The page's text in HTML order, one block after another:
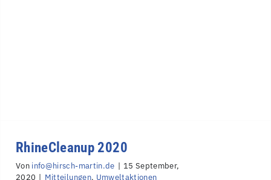
RhineCleanup 2020
Von info@hirsch-martin.de | 15 September,
2020 | Mitteilungen, Umweltaktionen